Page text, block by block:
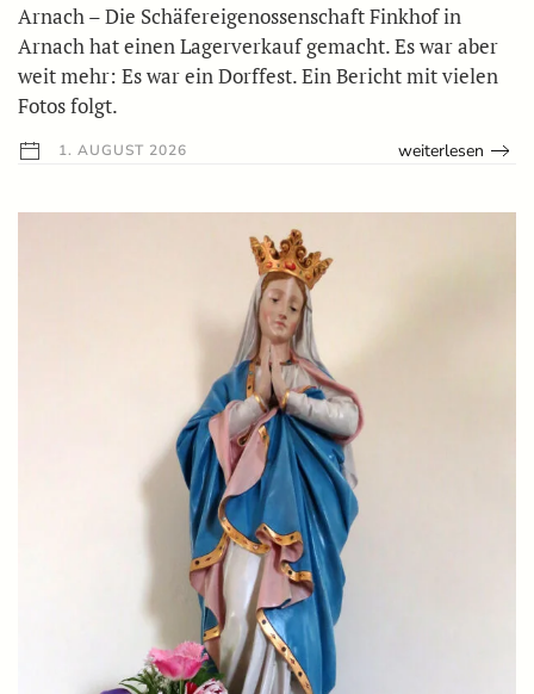
Arnach – Die Schäfereigenossenschaft Finkhof in
Arnach hat einen Lagerverkauf gemacht. Es war aber
weit mehr: Es war ein Dorffest. Ein Bericht mit vielen
Fotos folgt.
1. AUGUST 2026 weiterlesen